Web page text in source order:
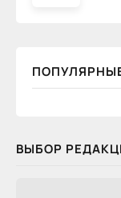
ВЫБОР